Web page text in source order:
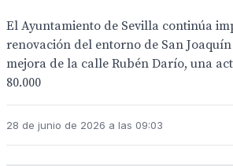
El Ayuntamiento de Sevilla continúa
renovación del entorno de San
mejora de la calle Rubén Darío, una
80.000
28 de junio de 2026 a las 09:03